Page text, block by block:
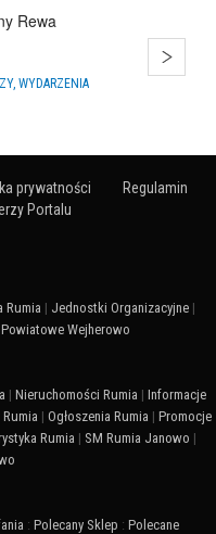
Balonów
prywatności
Regulamin
Portalu
Rumia | Jednostki Organizacyjne |
Wejherowo
| Nieruchomości Rumia | Informacje
| Ogłoszenia Rumia | Promocje
Rumia | SM Rumia Janowo |
: Polecany Sklep : Polecane